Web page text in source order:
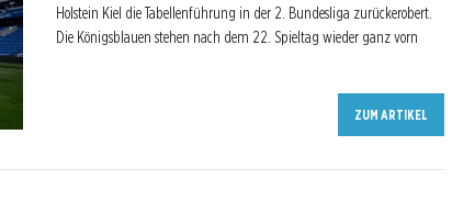
Holstein Kiel die Tabellenführung in der 2. Bundesliga zurückerobert.
Die Königsblauen stehen nach dem 22. Spieltag wieder ganz vorn
ZUM ARTIKEL